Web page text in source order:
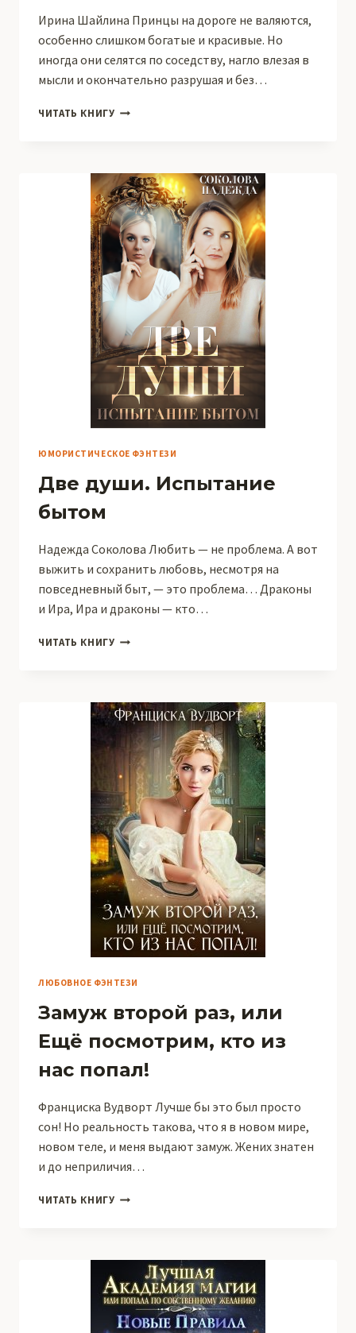
Ирина Шайлина Принцы на дороге не валяются,
особенно слишком богатые и красивые. Но
иногда они селятся по соседству, нагло влезая в
мысли и окончательно разрушая и без…
ЧИТАТЬ КНИГУ МОЙ
ЮМОРИСТИЧЕСКОЕ ФЭНТЕЗИ
Две души. Испытание
бытом
Надежда Соколова Любить — не проблема. А вот
выжить и сохранить любовь, несмотря на
повседневный быт, — это проблема… Драконы
и Ира, Ира и драконы — кто…
ЧИТАТЬ КНИГУ ДВЕ
ЛЮБОВНОЕ ФЭНТЕЗИ
Замуж второй раз, или
Ещё посмотрим, кто из
нас попал!
Франциска Вудворт Лучше бы это был просто
сон! Но реальность такова, что я в новом мире,
новом теле, и меня выдают замуж. Жених знатен
и до неприличия…
ЧИТАТЬ КНИГУ ЗАМУЖ
ЕЩЁ
ПОСМОТРИМ,
КТО
ИЗ
НАС